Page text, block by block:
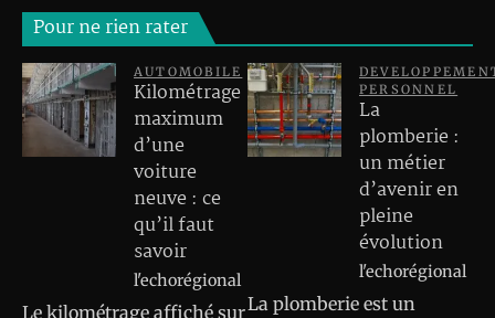
Pour ne rien rater
AUTOMOBILE
Kilométrage
maximum
d’une
voiture
neuve : ce
qu’il faut
savoir
l'echorégional
Le kilométrage affiché sur
PERSONNEL
La
plomberie :
un métier
d’avenir en
pleine
évolution
l'echorégional
La plomberie est un